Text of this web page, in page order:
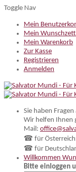
Toggle Nav
Mein
Mein
Mein Warenkorb
Zur Kasse
Registrieren
Anmelden
Sie haben Fragen
Wir helfen Ihnen
Mail:
☎ für
☎ für
Willkommen
Bitte einloggen